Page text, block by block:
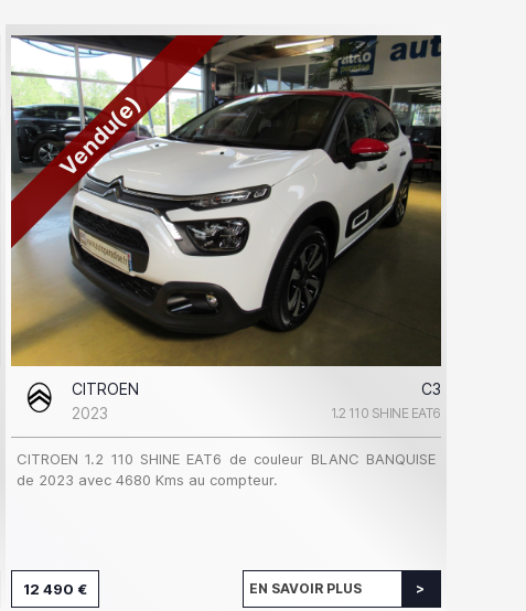
Vendu(e)
CITROEN
C3
2023
1.2 110 SHINE EAT6
CITROEN 1.2 110 SHINE EAT6 de couleur BLANC BANQUISE
de 2023 avec 4680 Kms au compteur.
12 490 € EN SAVOIR PLUS